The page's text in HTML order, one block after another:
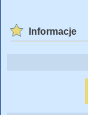
Informacje